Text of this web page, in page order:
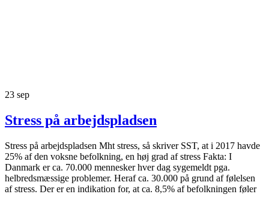
23 sep
Stress på arbejdspladsen
Stress på arbejdspladsen Mht stress, så skriver SST, at i 2017 havde
25% af den voksne befolkning, en høj grad af stress Fakta: I
Danmark er ca. 70.000 mennesker hver dag sygemeldt pga.
helbredsmæssige problemer. Heraf ca. 30.000 på grund af følelsen
af stress. Der er en indikation for, at ca. 8,5% af befolkningen føler